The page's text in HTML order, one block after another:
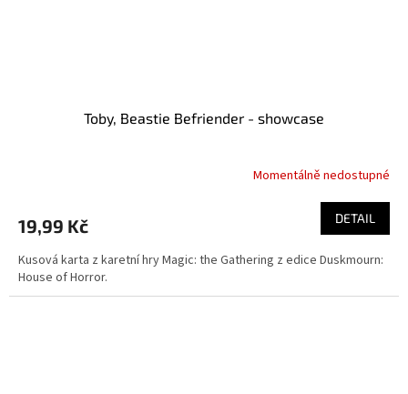
Toby, Beastie Befriender - showcase
Momentálně nedostupné
19,99 Kč DETAIL
Kusová karta z karetní hry Magic: the Gathering z edice Duskmourn:
House of Horror.